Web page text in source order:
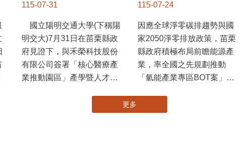
115-07-31
國立陽明交通大學(下稱陽
明交大)7月31日在苗栗縣政
府見證下，與禾榮科技股份
有限公司簽署「核心醫療產
業推動園區」產學暨人才培
115-07-24
因應全球淨零碳排趨勢與國
家2050淨零排放政策，苗栗
縣政府積極布局前瞻能源產
業，率全國之先規劃推動
「氫能產業專區BOT案」，